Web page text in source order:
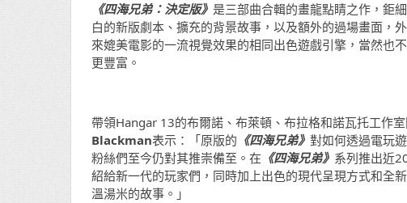
《四海兄弟：決定版》 是三部曲合輯的畫龍點睛之作，鉅
白的新版劇本、擴充的背景故事，以及額外的過場畫面，
來媲美電影的一流視覺效果的相同出色遊戲引擎，當然也
更豐富。
帶領Hangar 13的布爾諾、布萊頓、布拉格和諾瓦托工作
Blackman表示：「原版的 《四海兄弟》 對如何透過電玩
粉絲們至今仍對其推崇備至。在 《四海兄弟》 系列推出近
紹給新一代的玩家們，同時加上出色的現代呈現方式和全
溫湯米的故事。」